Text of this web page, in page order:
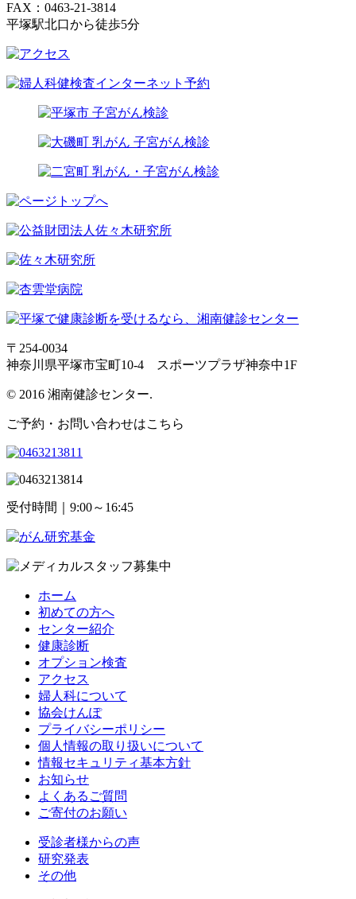
FAX：0463-21-3814
平塚駅北口から徒歩5分
〒254-0034
神奈川県平塚市宝町10-4 スポーツプラザ神奈中1F
© 2016 湘南健診センター.
ご予約・お問い合わせはこちら
受付時間｜9:00～16:45
ホーム
初めての方へ
センター紹介
健康診断
オプション検査
アクセス
婦人科について
協会けんぽ
プライバシーポリシー
個人情報の取り扱いについて
情報セキュリティ基本方針
お知らせ
よくあるご質問
ご寄付のお願い
受診者様からの声
研究発表
その他